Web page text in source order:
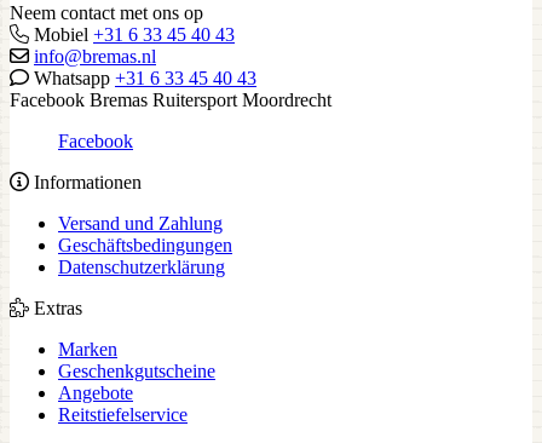
Neem contact met ons op
Mobiel +31 6 33 45 40 43
info@bremas.nl
Whatsapp +31 6 33 45 40 43
Facebook Bremas Ruitersport Moordrecht
Facebook
Informationen
Versand und Zahlung
Geschäftsbedingungen
Datenschutzerklärung
Extras
Marken
Geschenkgutscheine
Angebote
Reitstiefelservice